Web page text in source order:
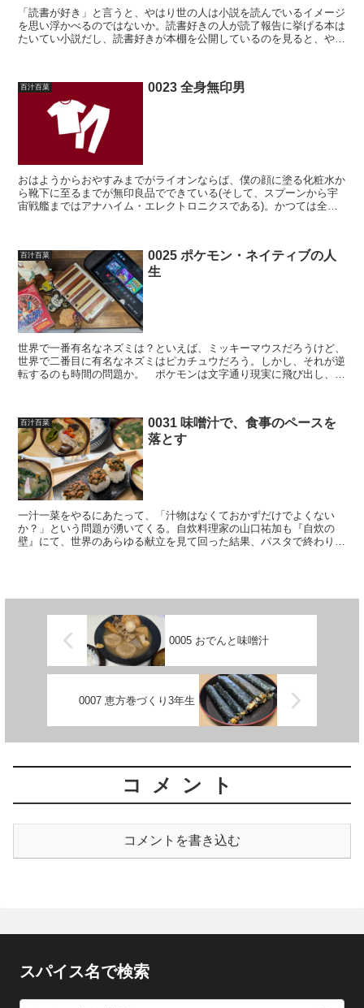
「読書が好き」と言うと、やはり世の人は小説を読んでいるイメージ
を思い浮かべるのではないか。読書好きの人が読了報告に挙げる本は
たいてい小説だし、読書好きが本棚を公開しているのを見ると、やは
百汁百菜 0023 全身無印男
おはようからおやすみまでがライオンならば、僕の顔に塗る化粧水か
ら靴下に至るまでが無印良品でできている(そして、スプーンから宇
宙戦艦まではアナハイム・エレクトロニクスである)。かつては全身
百汁百菜
0025 ポケモン・ネイティブの人
生
世界で一番有名なネズミは？といえば、ミッキーマウスだろうけど、
世界で二番目に有名なネズミはピカチュウだろう。しかし、それが逆
転するのも時間の問題か。 ポケモンは文字通り現実に飛び出し、あ
百汁百菜
0031 味噌汁で、食事のペースを
落とす
一汁一菜をやるにあたって、「汁物はなくておかずだけでよくない
か？」という問題が湧いてくる。自炊料理家の山口祐加も『自炊の
壁』にて、世界のあらゆる献立を見て回った結果、パスタで終わり、
0005 おでんと味噌汁
0007 恵方巻づくり3年生
コメント
コメントを書き込む
スパイス名で検索